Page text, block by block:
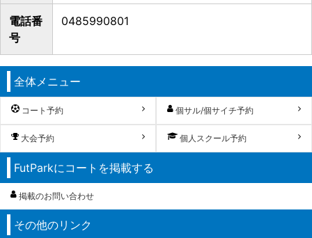
電話番
号
0485990801
全体メニュー
コート予約 個サル/個サイチ予約
大会予約 個人スクール予約
FutParkにコートを掲載する
掲載のお問い合わせ
その他のリンク